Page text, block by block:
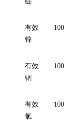
有效
锌
100
有效
铜
100
有效
氯
100